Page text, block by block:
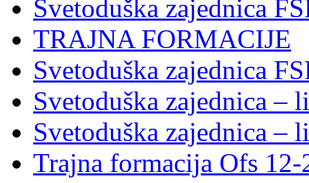
Svetoduška zajednica
TRAJNA FORMACIJE
Svetoduška zajednica
Svetoduška zajednica –
Svetoduška zajednica –
Trajna formacija Ofs 12-